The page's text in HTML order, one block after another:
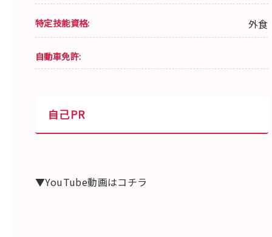
特定技能資格: 外食
自動車免許:
自己PR
▼YouTube動画はコチラ